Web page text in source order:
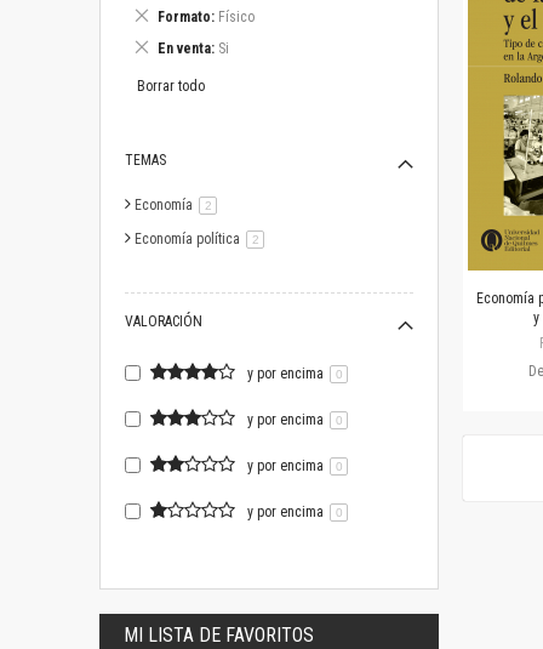
Economía
y
artículo
Formato Físico
Eliminar
artículo
En venta Si
Eliminar
artículo
Borrar todo
TEMAS
Economía 2artículo
Economía política 2artículo
VALORACIÓN
y por encima 0
y por encima 0
y por encima 0
y por encima 0
MI LISTA DE FAVORITOS